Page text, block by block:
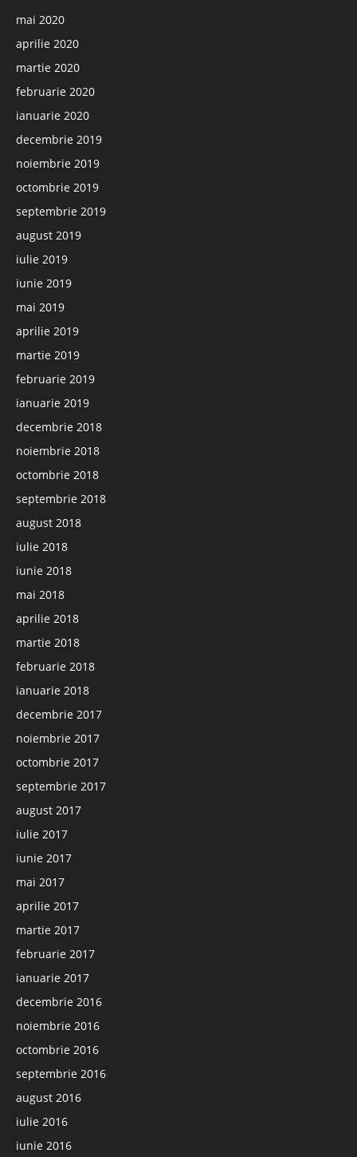
mai 2020
aprilie 2020
martie 2020
februarie 2020
ianuarie 2020
decembrie 2019
noiembrie 2019
octombrie 2019
septembrie 2019
august 2019
iulie 2019
iunie 2019
mai 2019
aprilie 2019
martie 2019
februarie 2019
ianuarie 2019
decembrie 2018
noiembrie 2018
octombrie 2018
septembrie 2018
august 2018
iulie 2018
iunie 2018
mai 2018
aprilie 2018
martie 2018
februarie 2018
ianuarie 2018
decembrie 2017
noiembrie 2017
octombrie 2017
septembrie 2017
august 2017
iulie 2017
iunie 2017
mai 2017
aprilie 2017
martie 2017
februarie 2017
ianuarie 2017
decembrie 2016
noiembrie 2016
octombrie 2016
septembrie 2016
august 2016
iulie 2016
iunie 2016